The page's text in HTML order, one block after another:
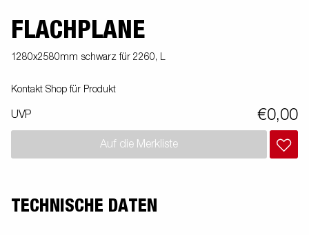
FLACHPLANE
1280x2580mm schwarz für 2260, L
Kontakt Shop für Produkt
UVP €0,00
Auf die Merkliste
TECHNISCHE DATEN